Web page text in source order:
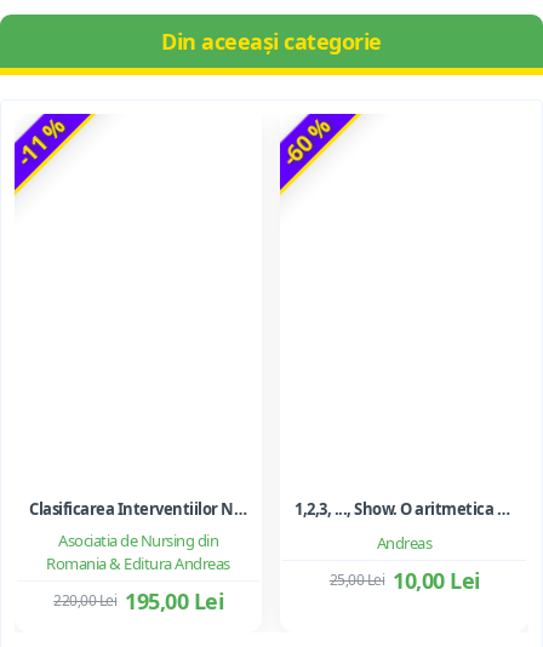
Din aceeași categorie
-11 %
Asociatia de Nursing din
Romania & Editura Andreas
Clasificarea Interventiilor Nursing (NIC)
195,00 Lei
220,00 Lei
-60 %
Andreas
1,2,3, ..., Show. O aritmetica emotionala, o poezie a matematicii - Ioan Dancila
10,00 Lei
25,00 Lei